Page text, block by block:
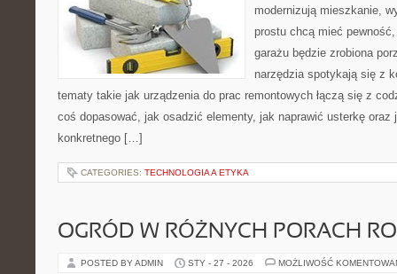
modernizują mieszkanie,
prostu chcą mieć
garażu będzie zrobiona
narzędzia spotykają się z
tematy takie jak urządzenia do prac remontowych łączą się z
coś dopasować, jak osadzić elementy, jak naprawić usterkę oraz
konkretnego […]
CATEGORIES: TECHNOLOGIA A ETYKA
OGRÓD W RÓŻNYCH PORACH
POSTED BY ADMIN STY - 27 - 2026 MOŻLIWOŚĆ